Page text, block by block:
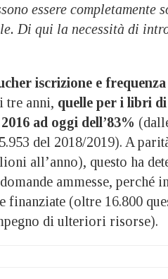
essere completamente
Di qui la necessità di
iscrizione e
tre anni, quelle per i libri
ad oggi dell’83%
del 2018/2019). A
all’anno), questo ha
ammesse, perché
(oltre 16.800
di ulteriori risorse).